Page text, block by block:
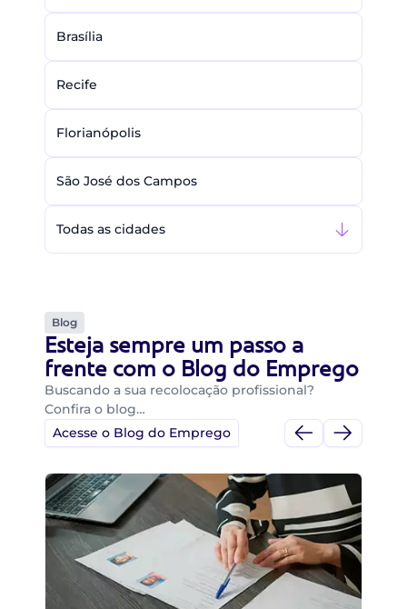
Brasília
Recife
Florianópolis
São José dos Campos
Todas as cidades
Blog
Esteja sempre um passo a
frente com o Blog do Emprego
Buscando a sua recolocação profissional?
Confira o blog…
Acesse o Blog do Emprego